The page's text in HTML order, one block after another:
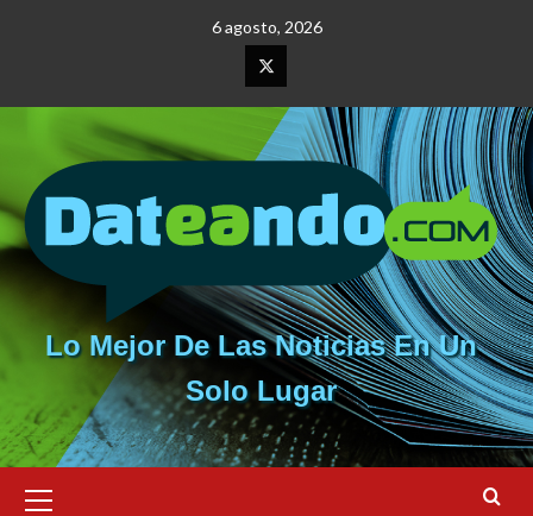
6 agosto, 2026
Elemento
del
menú
Lo Mejor De Las Noticias En Un
Solo Lugar
primario